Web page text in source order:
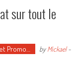
sur tout le
Promo… byMickael-